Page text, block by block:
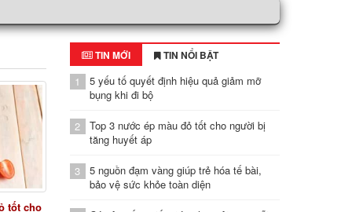
tốt cho
TIN MỚI TIN NỔI BẬT
1
5 yếu tố quyết định hiệu quả giảm mỡ
bụng khi đi bộ
2
Top 3 nước ép màu đỏ tốt cho người bị
tăng huyết áp
3
5 nguồn đạm vàng giúp trẻ hóa tế bài,
bảo vệ sức khỏe toàn diện